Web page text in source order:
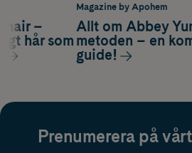
hair –
hår som
Magazine by Apohem
Allt om Abbey
metoden – en
guide!
Prenumerera på